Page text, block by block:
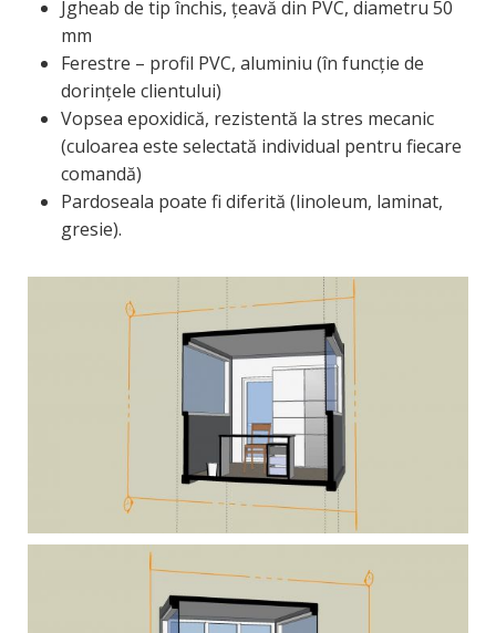
Jgheab de tip închis, țeavă din PVC, diametru 50
mm
Ferestre – profil PVC, aluminiu (în funcție de
dorințele clientului)
Vopsea epoxidică, rezistentă la stres mecanic
(culoarea este selectată individual pentru fiecare
comandă)
Pardoseala poate fi diferită (linoleum, laminat,
gresie).